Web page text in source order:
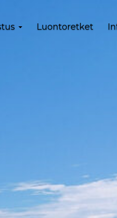
Luontoretket